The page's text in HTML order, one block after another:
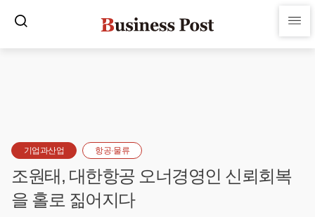
기업과산업 항공·물류
조원태, 대한항공 오너경영인 신뢰회복
을 홀로 짊어지다